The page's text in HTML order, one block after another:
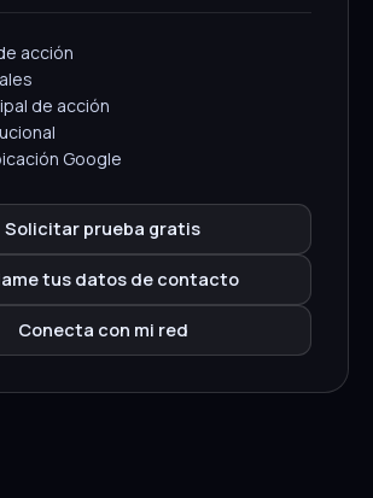
acción
de acción
Google
Solicitar prueba gratis
tus datos de contacto
Conecta con mi red